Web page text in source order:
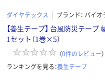
ダイヤテックス ブランド： パイオ
【養生テープ】 台風防災テー
1セット（1巻×5）
（0件のレビュー）
ランキングを見る：養生テープ